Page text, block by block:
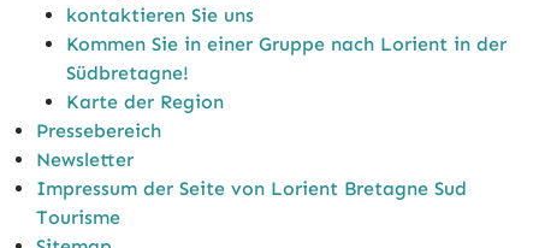
kontaktieren Sie uns
Kommen Sie in einer Gruppe nach Lorient in der
Südbretagne!
Karte der Region
Pressebereich
Newsletter
Impressum der Seite von Lorient Bretagne Sud
Tourisme